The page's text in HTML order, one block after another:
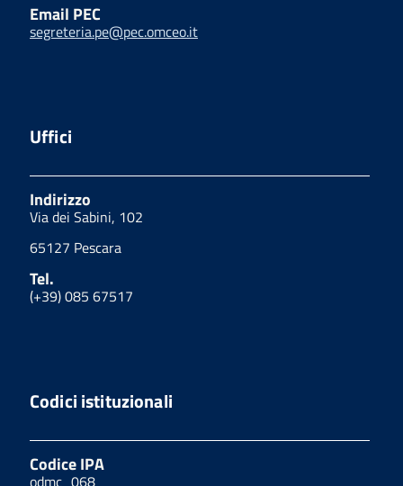
Email PEC
segreteria.pe@pec.omceo.it
Uffici
Indirizzo
Via dei Sabini, 102
65127 Pescara
Tel.
(+39) 085 67517
Codici istituzionali
Codice IPA
odmc_068